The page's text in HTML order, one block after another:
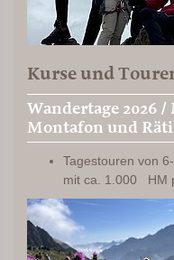
Kurse und
Wandertage 2026
Montafon und
Tagestouren von
mit ca. 1.000 HM